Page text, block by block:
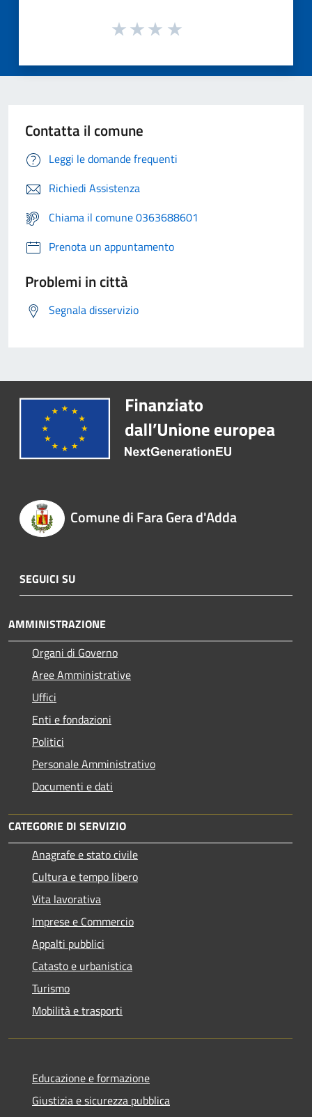
Contatta il comune
Leggi le domande frequenti
Richiedi Assistenza
Chiama il comune 0363688601
Prenota un appuntamento
Problemi in città
Segnala disservizio
Comune di Fara Gera d'Adda
SEGUICI SU
AMMINISTRAZIONE
Organi di Governo
Aree Amministrative
Uffici
Enti e fondazioni
Politici
Personale Amministrativo
Documenti e dati
CATEGORIE DI SERVIZIO
Anagrafe e stato civile
Cultura e tempo libero
Vita lavorativa
Imprese e Commercio
Appalti pubblici
Catasto e urbanistica
Turismo
Mobilità e trasporti
Educazione e formazione
Giustizia e sicurezza pubblica